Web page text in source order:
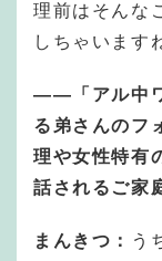
理前はそんな
しちゃいます
―― 「アル中
る弟さんのフ
理や女性特有
話されるご家
まんきつ：
う